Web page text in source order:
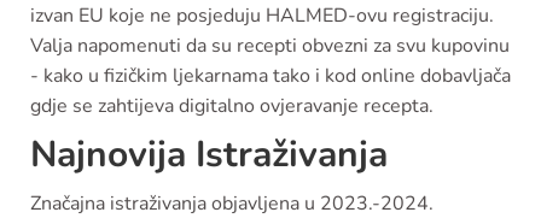
izvan EU koje ne posjeduju HALMED-ovu registraciju.
Valja napomenuti da su recepti obvezni za svu kupovinu
- kako u fizičkim ljekarnama tako i kod online dobavljača
gdje se zahtijeva digitalno ovjeravanje recepta.
Najnovija Istraživanja
Značajna istraživanja objavljena u 2023.-2024.